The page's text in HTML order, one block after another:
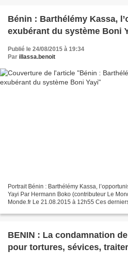
Bénin : Barthélémy Kassa,
exubérant du système Boni
Publié le 24/08/2015 à 19:34
Par illassa.benoit
Portrait Bénin : Barthélémy Kassa,
Yayi Par Hermann Boko (contributeur Le
Monde.fr Le 21.08.2015 à 12h55 Ces
BENIN : La condamnation
pour tortures, sévices,